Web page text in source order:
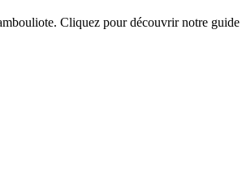
Cliquez pour découvrir notre